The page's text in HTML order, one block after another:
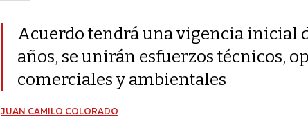
Acuerdo tendrá una vigencia inicial
años, se unirán esfuerzos técnicos,
comerciales y ambientales
JUAN CAMILO COLORADO